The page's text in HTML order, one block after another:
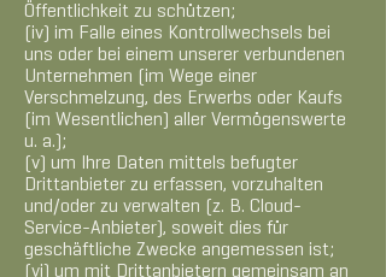
Öffentlichkeit zu schützen;
(iv) im Falle eines Kontrollwechsels bei
uns oder bei einem unserer verbundenen
Unternehmen (im Wege einer
Verschmelzung, des Erwerbs oder Kaufs
(im Wesentlichen) aller Vermögenswerte
u. a.);
(v) um Ihre Daten mittels befugter
Drittanbieter zu erfassen, vorzuhalten
und/oder zu verwalten (z. B. Cloud-
Service-Anbieter), soweit dies für
geschäftliche Zwecke angemessen ist;
(vi) um mit Drittanbietern gemeinsam an